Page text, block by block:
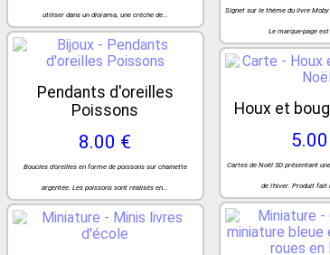
utiliser dans un diorama, une crèche de...
Pendants d'oreilles
Poissons
8.00 €
Boucles d'oreilles en forme de poissons sur chaînette
argentée. Les poissons sont réalisés en...
Signet sur le thème du livre
Le marque-page est
Houx et
Cartes de Noël 3D présentant
de l'hiver. Produit fait